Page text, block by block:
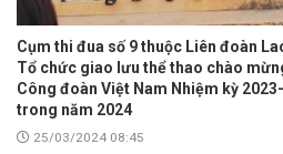
Cụm thi đua số 9 thuộc Liên đoàn
Tổ chức giao lưu thể thao chào
Công đoàn Việt Nam Nhiệm kỳ
trong năm 2024
25/03/2024 08:45